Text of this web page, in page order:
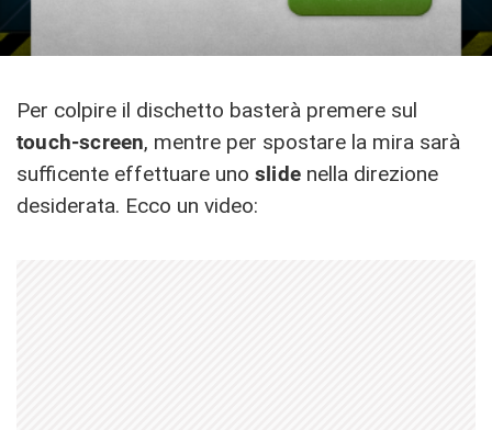
Per colpire il dischetto basterà premere sul
touch-screen, mentre per spostare la mira sarà
sufficente effettuare uno slide nella direzione
desiderata. Ecco un video: